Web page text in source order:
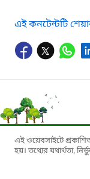
এই কনটেন্টটি
এই ওয়েবসাইটে
হয়। তথ্যের যথার্থতা,